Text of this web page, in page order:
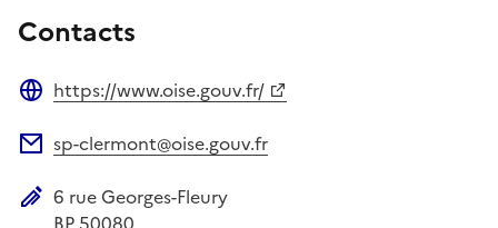
Contacts
https://www.oise.gouv.fr/
sp-clermont@oise.gouv.fr
Adresse postale
6 rue Georges-Fleury